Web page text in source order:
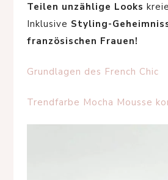
Teilen unzählige Looks
Inklusive Styling-
französischen Frauen!
Grundlagen des French Chic
Trendfarbe Mocha Mousse